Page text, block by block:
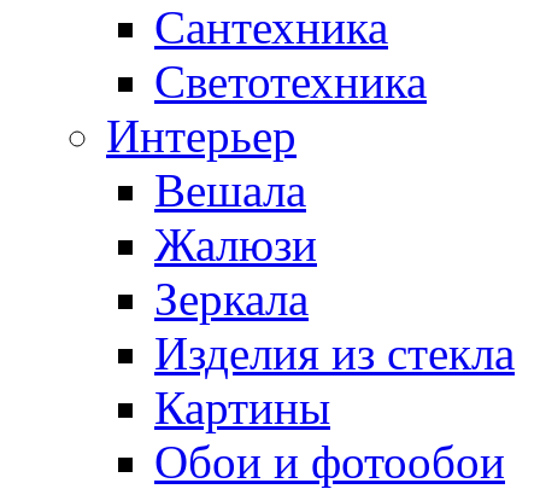
Сантехника
Светотехника
Интерьер
Вешала
Жалюзи
Зеркала
Изделия из стекла
Картины
Обои и фотообои